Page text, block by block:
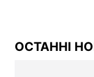
ОСТАННІ